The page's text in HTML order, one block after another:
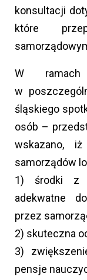
konsultacji
które
W ramach
w
śląskiego
osób –
wskazano,
samorządów
1) środki z
adekwatne
przez
2) skuteczna
3)
pensje